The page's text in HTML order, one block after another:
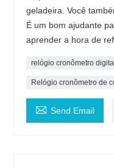
geladeira. Você
É um bom ajudante
aprender a hora de
relógio cronômetro
Relógio cronômetro de
 Send Email